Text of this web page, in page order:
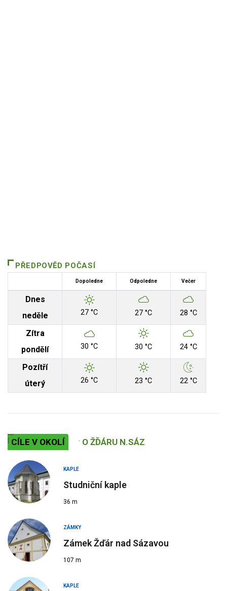
PŘEDPOVĚD POČASÍ
Dopoledne Odpoledne Večer
Dnes
neděle
27 °C 27 °C 28 °C
Zítra
pondělí
30 °C 30 °C 24 °C
Pozítří
úterý
26 °C 23 °C 22 °C
CÍLE V OKOLÍ O ŽĎÁRU N.SÁZ
KAPLE
Studniční kaple
36 m
ZÁMKY
Zámek Žďár nad Sázavou
107 m
KAPLE